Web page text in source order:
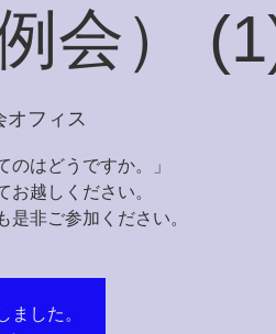
会）
オフィス
のはどうですか。」
お越しください。
非ご参加ください。
ました。